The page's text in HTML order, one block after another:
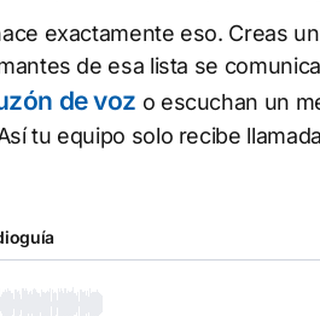
exactamente eso. Creas
de esa lista se
de voz o escuchan un
tu equipo solo recibe